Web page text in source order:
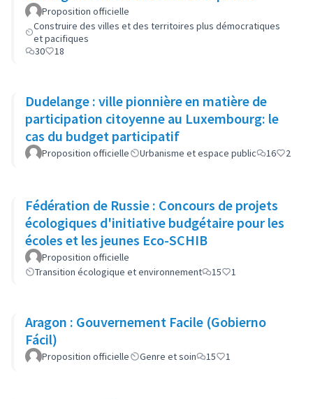
Proposition officielle
Construire des villes et des territoires plus démocratiques
et pacifiques
30
18
Dudelange : ville pionnière en matière de
participation citoyenne au Luxembourg: le
cas du budget participatif
Proposition officielle Urbanisme et espace public 16 2
Fédération de Russie : Concours de projets
écologiques d'initiative budgétaire pour les
écoles et les jeunes Eco-SCHIB
Proposition officielle
Transition écologique et environnement
15 1
Aragon : Gouvernement Facile (Gobierno
Fácil)
Proposition officielle Genre et soin 15 1